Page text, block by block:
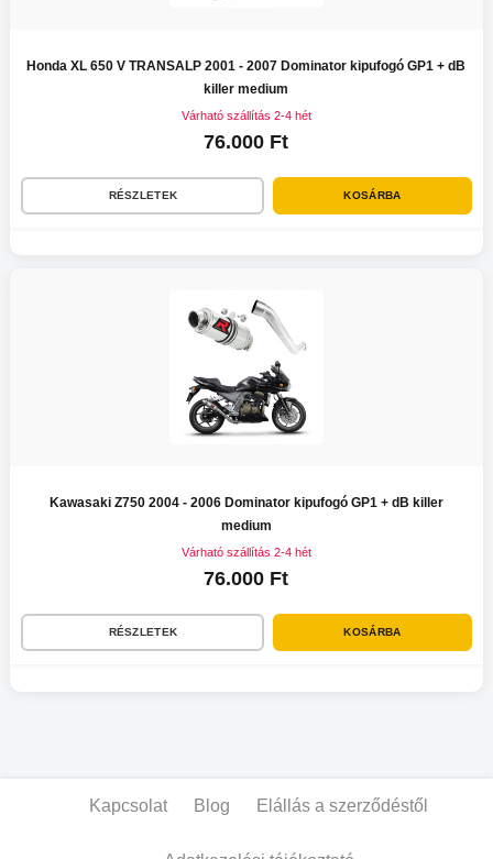
Honda XL 650 V TRANSALP 2001 - 2007 Dominator kipufogó GP1 + dB
killer medium
Várható szállítás 2-4 hét
76.000 Ft
RÉSZLETEK KOSÁRBA
Kawasaki Z750 2004 - 2006 Dominator kipufogó GP1 + dB killer
medium
Várható szállítás 2-4 hét
76.000 Ft
RÉSZLETEK KOSÁRBA
Kapcsolat Blog Elállás a szerződéstől